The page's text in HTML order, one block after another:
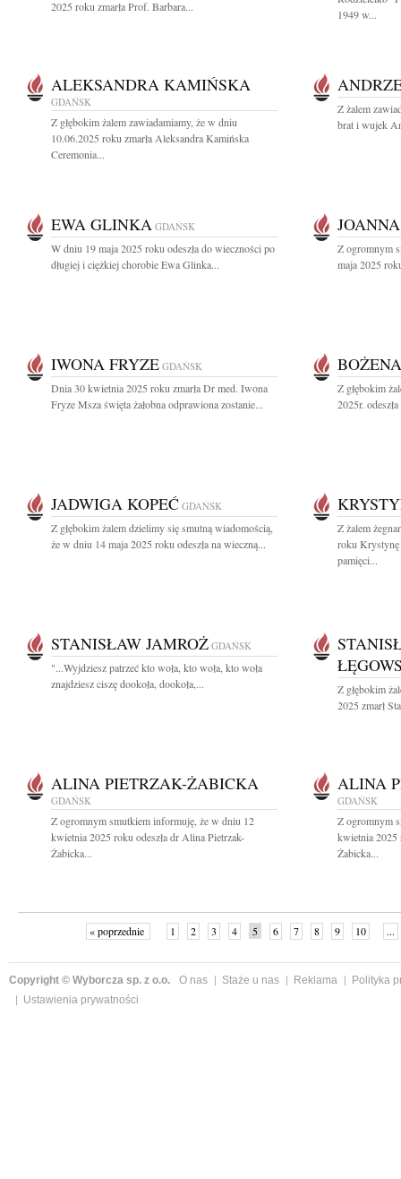
2025 roku zmarła Prof. Barbara...
1949 w...
ALEKSANDRA KAMIŃSKA
GDAŃSK
Z głębokim żalem zawiadamiamy, że w dniu
10.06.2025 roku zmarła Aleksandra Kamińska
Ceremonia...
Z żalem
brat i wujek
EWA GLINKA GDAŃSK
W dniu 19 maja 2025 roku odeszła do wieczności po
długiej i ciężkiej chorobie Ewa Glinka...
Z ogromnym
maja 2025
IWONA FRYZE GDAŃSK
Dnia 30 kwietnia 2025 roku zmarła Dr med. Iwona
Fryze Msza święta żałobna odprawiona zostanie...
Z głębokim
2025r.
JADWIGA KOPEĆ GDAŃSK
Z głębokim żalem dzielimy się smutną wiadomością,
że w dniu 14 maja 2025 roku odeszła na wieczną...
Z żalem
roku Krystynę
pamięci...
STANISŁAW JAMROŻ GDAŃSK
"...Wyjdziesz patrzeć kto woła, kto woła, kto woła
znajdziesz ciszę dookoła, dookoła,...
Z głębokim
2025 zmarł
ALINA PIETRZAK-ŻABICKA
GDAŃSK
Z ogromnym smutkiem informuję, że w dniu 12
kwietnia 2025 roku odeszła dr Alina Pietrzak-
Żabicka...
ALINA
GDAŃSK
Z ogromnym
kwietnia 2025
Żabicka...
« poprzednie 1 2 3 4 5 6 7 8 9 10 ...
Copyright © Wyborcza sp. z o.o. O nas Staże u nas Reklama
Polityka
Ustawienia prywatności